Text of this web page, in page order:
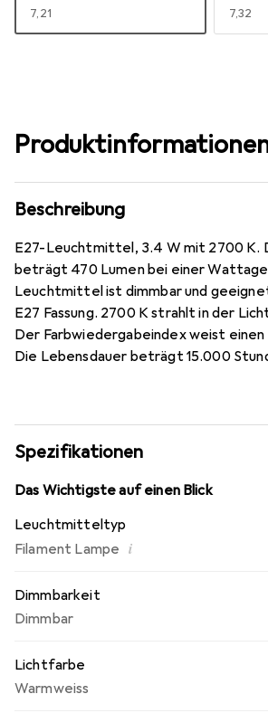
EUR
7,21 EUR
7,32
Beschreibung
E27-Leuchtmittel, 3.4 W mit 2700 K.
beträgt 470 Lumen bei einer Wattage
Leuchtmittel ist dimmbar und
E27 Fassung. 2700 K strahlt in der
Der Farbwiedergabeindex weist
Die Lebensdauer beträgt 15.000
Spezifikationen
Das Wichtigste auf einen Blick
Leuchtmitteltyp
Filament Lampe i
Dimmbarkeit
Dimmbar
Lichtfarbe
Warmweiss